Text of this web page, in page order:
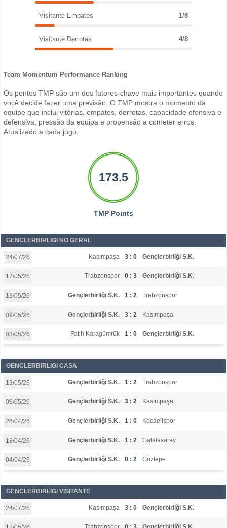
Visitante Empates 1/8
Visitante Derrotas 4/8
Team Momentum Performance Ranking
Os pontos TMP são um dos fatores-chave mais importantes quando
você decide fazer uma previsão. O TMP mostra o momento da
equipe que inclui vitórias, empates, derrotas, capacidade ofensiva e
defensiva, pressão da equipa e propensão a cometer erros.
Atualizado a cada jogo.
173.5
TMP Points
GENCLERBIRLIGI NO GERAL
24/07/26 Kasımpaşa 3 : 0 Gençlerbirliği S.K.
17/05/26 Trabzonspor 0 : 3 Gençlerbirliği S.K.
13/05/26 Gençlerbirliği S.K. 1 : 2 Trabzonspor
09/05/26 Gençlerbirliği S.K. 3 : 2 Kasımpaşa
03/05/26 Fatih Karagümrük 1 : 0 Gençlerbirliği S.K.
GENCLERBIRLIGI CASA
13/05/26 Gençlerbirliği S.K. 1 : 2 Trabzonspor
09/05/26 Gençlerbirliği S.K. 3 : 2 Kasımpaşa
26/04/26 Gençlerbirliği S.K. 1 : 0 Kocaelispor
18/04/26 Gençlerbirliği S.K. 1 : 2 Galatasaray
04/04/26 Gençlerbirliği S.K. 0 : 2 Göztepe
GENCLERBIRLIGI VISITANTE
24/07/26 Kasımpaşa 3 : 0 Gençlerbirliği S.K.